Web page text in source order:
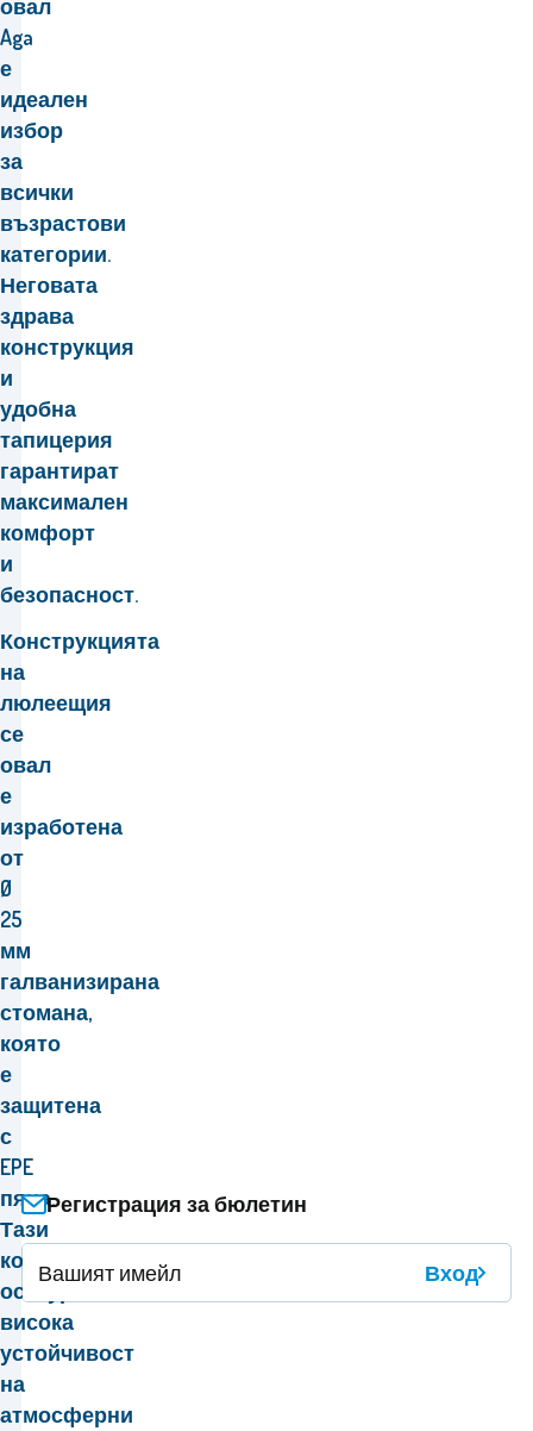
овал
Aga
е
идеален
избор
за
всички
възрастови
категории.
Неговата
здрава
конструкция
и
удобна
тапицерия
гарантират
максимален
комфорт
и
безопасност.
Конструкцията
на
люлеещия
се
овал
е
изработена
от
Ø
25
мм
галванизирана
стомана,
която
е
защитена
с
EPE
пяна.
Тази
комбинация
осигурява
висока
устойчивост
на
атмосферни
Регистрация за бюлетин
Вход